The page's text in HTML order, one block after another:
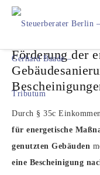
Förderung der
Durch § 35c
für energetische
genutzten Gebäuden
eine Bescheinigung